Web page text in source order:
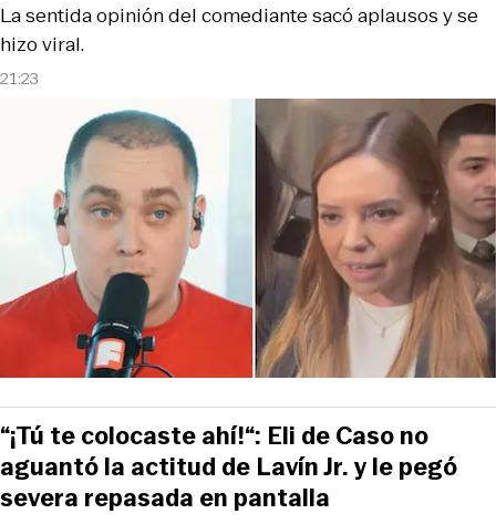
21:23
La sentida opinión del comediante sacó aplausos y se
hizo viral.
“¡Tú te colocaste ahí!“: Eli de Caso no
aguantó la actitud de Lavín Jr. y le pegó
severa repasada en pantalla